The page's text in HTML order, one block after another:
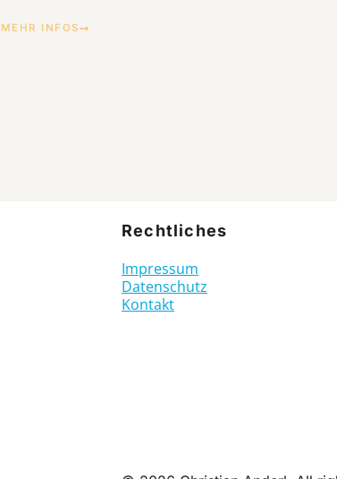
MEHR INFOS
Rechtliches
Impressum
Datenschutz
Kontakt